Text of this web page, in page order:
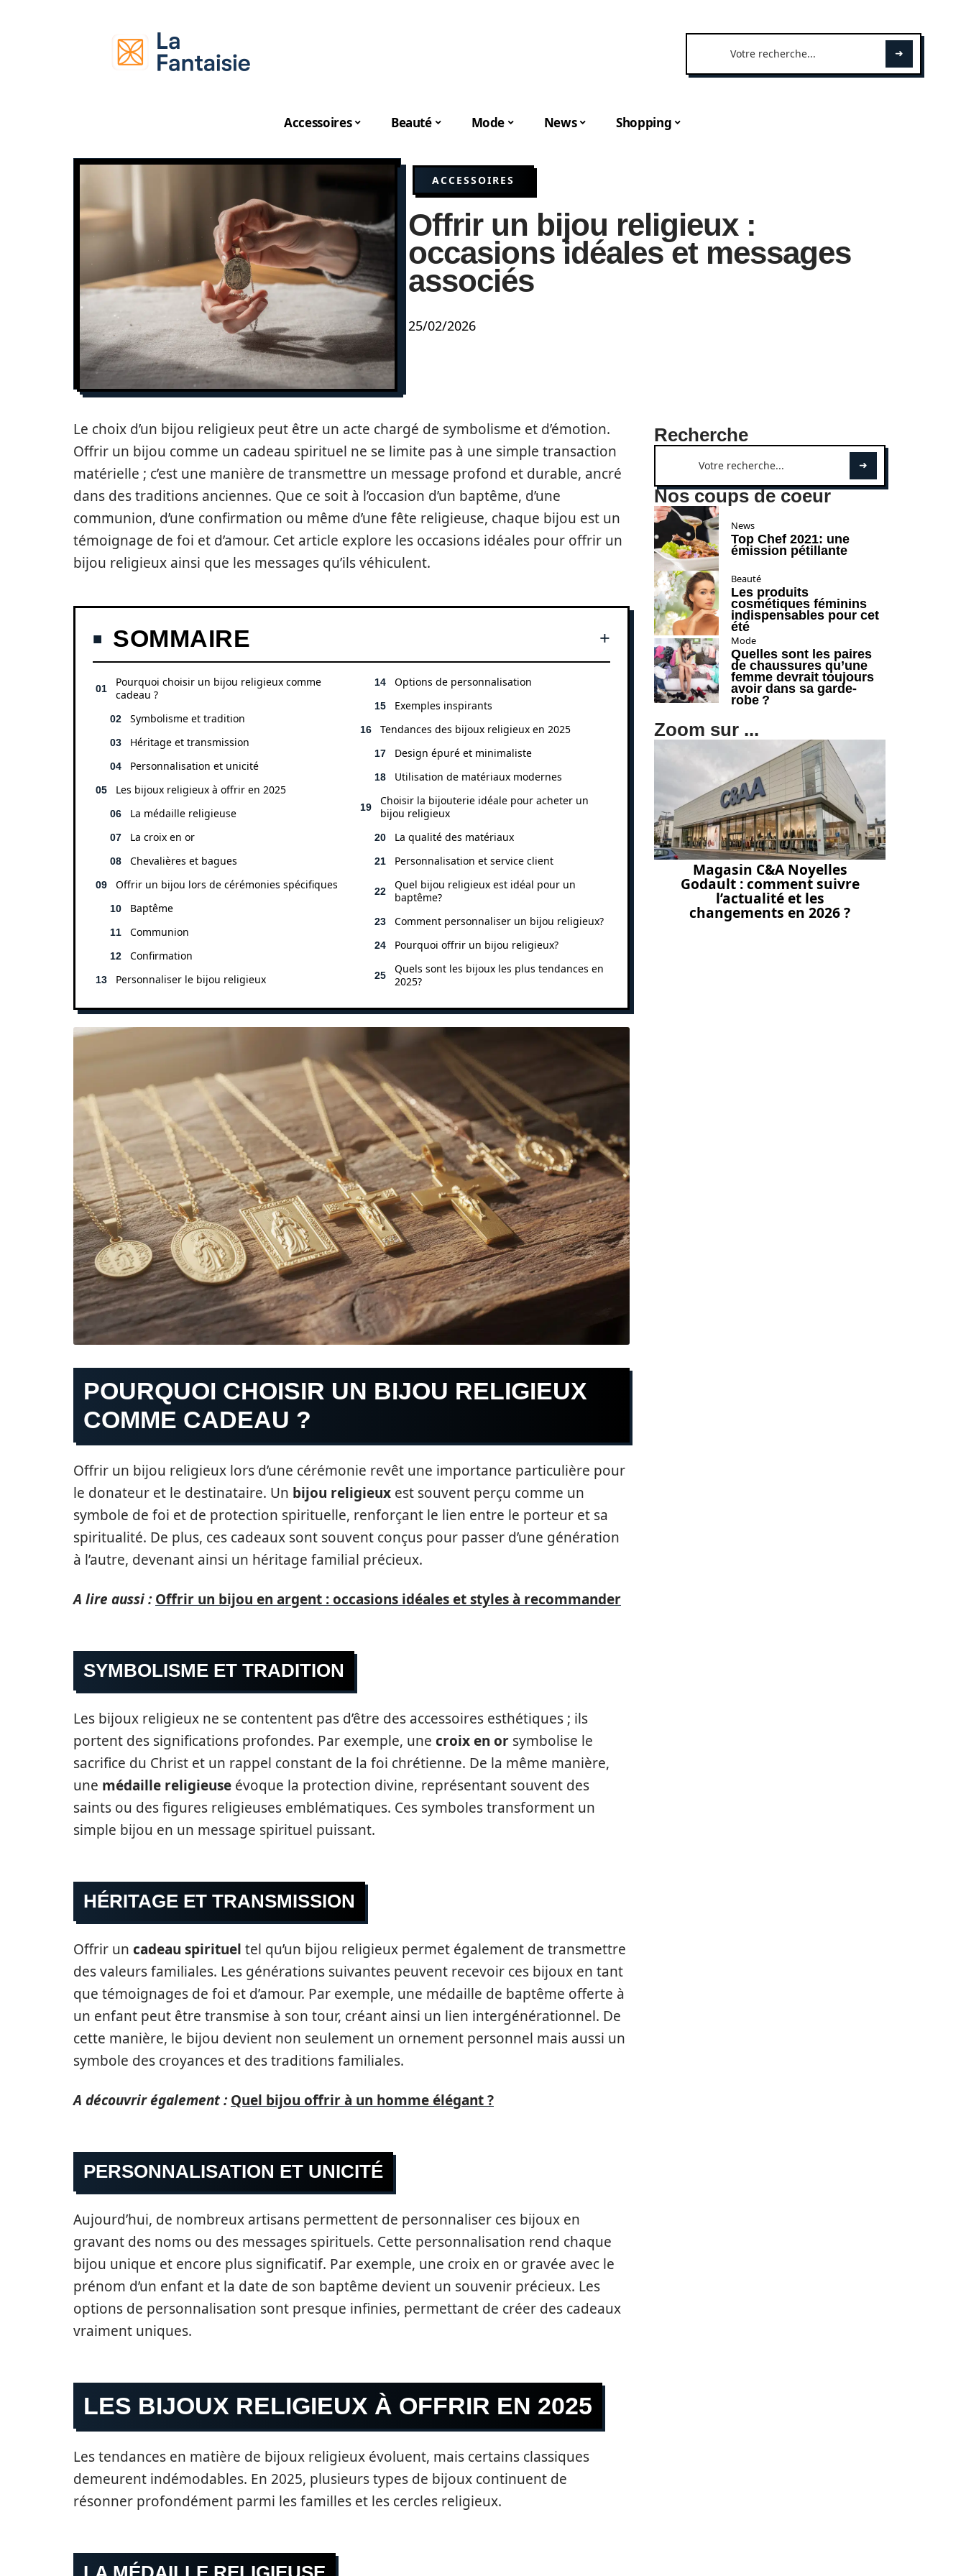
Accessoires Beauté Mode News Shopping
ACCESSOIRES
Offrir un bijou religieux :
occasions idéales et messages
associés
25/02/2026
Le choix d’un bijou religieux peut être un acte chargé de symbolisme et d’émotion.
Offrir un bijou comme un cadeau spirituel ne se limite pas à une simple transaction
matérielle ; c’est une manière de transmettre un message profond et durable, ancré
dans des traditions anciennes. Que ce soit à l’occasion d’un baptême, d’une
communion, d’une confirmation ou même d’une fête religieuse, chaque bijou est un
témoignage de foi et d’amour. Cet article explore les occasions idéales pour offrir un
bijou religieux ainsi que les messages qu’ils véhiculent.
SOMMAIRE
Pourquoi choisir un bijou religieux comme
cadeau ?
Symbolisme et tradition
Héritage et transmission
Personnalisation et unicité
Les bijoux religieux à offrir en 2025
La médaille religieuse
La croix en or
Chevalières et bagues
Offrir un bijou lors de cérémonies spécifiques
Baptême
Communion
Confirmation
Personnaliser le bijou religieux
Options de personnalisation
Exemples inspirants
Tendances des bijoux religieux en 2025
Design épuré et minimaliste
Utilisation de matériaux modernes
Choisir la bijouterie idéale pour acheter un
bijou religieux
La qualité des matériaux
Personnalisation et service client
Quel bijou religieux est idéal pour un
baptême?
Comment personnaliser un bijou religieux?
Pourquoi offrir un bijou religieux?
Quels sont les bijoux les plus tendances en
2025?
POURQUOI CHOISIR UN BIJOU RELIGIEUX
COMME CADEAU ?
Offrir un bijou religieux lors d’une cérémonie revêt une importance particulière pour
le donateur et le destinataire. Un bijou religieux est souvent perçu comme un
symbole de foi et de protection spirituelle, renforçant le lien entre le porteur et sa
spiritualité. De plus, ces cadeaux sont souvent conçus pour passer d’une génération
à l’autre, devenant ainsi un héritage familial précieux.
A lire aussi : Offrir un bijou en argent : occasions idéales et styles à recommander
SYMBOLISME ET TRADITION
Les bijoux religieux ne se contentent pas d’être des accessoires esthétiques ; ils
portent des significations profondes. Par exemple, une croix en or symbolise le
sacrifice du Christ et un rappel constant de la foi chrétienne. De la même manière,
une médaille religieuse évoque la protection divine, représentant souvent des
saints ou des figures religieuses emblématiques. Ces symboles transforment un
simple bijou en un message spirituel puissant.
HÉRITAGE ET TRANSMISSION
Offrir un cadeau spirituel tel qu’un bijou religieux permet également de transmettre
des valeurs familiales. Les générations suivantes peuvent recevoir ces bijoux en tant
que témoignages de foi et d’amour. Par exemple, une médaille de baptême offerte à
un enfant peut être transmise à son tour, créant ainsi un lien intergénérationnel. De
cette manière, le bijou devient non seulement un ornement personnel mais aussi un
symbole des croyances et des traditions familiales.
A découvrir également : Quel bijou offrir à un homme élégant ?
PERSONNALISATION ET UNICITÉ
Aujourd’hui, de nombreux artisans permettent de personnaliser ces bijoux en
gravant des noms ou des messages spirituels. Cette personnalisation rend chaque
bijou unique et encore plus significatif. Par exemple, une croix en or gravée avec le
prénom d’un enfant et la date de son baptême devient un souvenir précieux. Les
options de personnalisation sont presque infinies, permettant de créer des cadeaux
vraiment uniques.
LES BIJOUX RELIGIEUX À OFFRIR EN 2025
Les tendances en matière de bijoux religieux évoluent, mais certains classiques
demeurent indémodables. En 2025, plusieurs types de bijoux continuent de
résonner profondément parmi les familles et les cercles religieux.
Recherche
Nos coups de coeur
News
Top Chef 2021: une
émission pétillante
Beauté
Les produits
cosmétiques féminins
indispensables pour cet
été
Mode
Quelles sont les paires
de chaussures qu’une
femme devrait toujours
avoir dans sa garde-
robe ?
Zoom sur ...
Magasin C&A Noyelles
Godault : comment suivre
l’actualité et les
changements en 2026 ?